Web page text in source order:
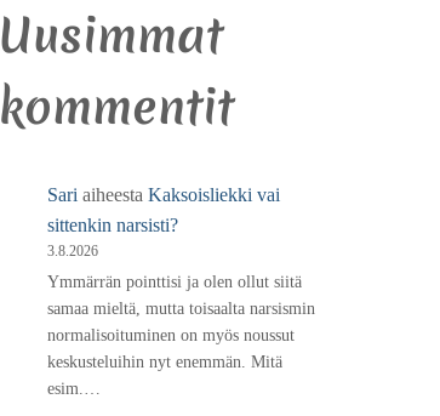
Uusimmat
kommentit
Sari aiheesta Kaksoisliekki vai
sittenkin narsisti?
3.8.2026
Ymmärrän pointtisi ja olen ollut siitä
samaa mieltä, mutta toisaalta narsismin
normalisoituminen on myös noussut
keskusteluihin nyt enemmän. Mitä
esim.…